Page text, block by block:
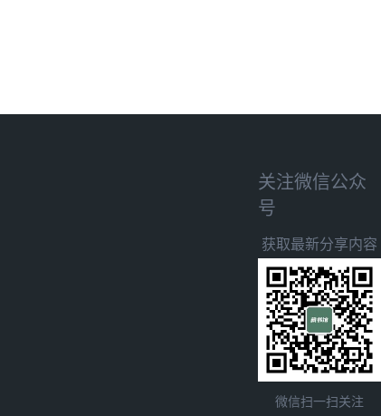
关注微信公众
号
获取最新分享内容
微信扫一扫关注